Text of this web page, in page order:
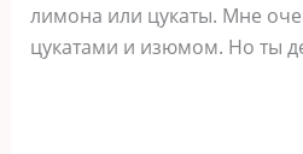
лимона или цукаты. Мне
цукатами и изюмом. Но ты